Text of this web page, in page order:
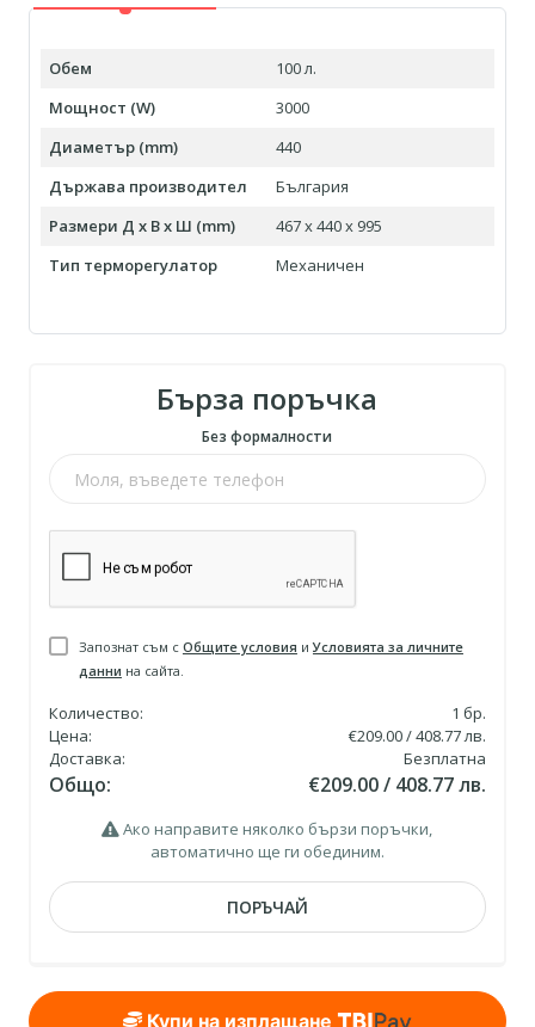
Бърза поръчка
Без формалности
Запознат съм с Общите условия иУсловията за личните
данни на сайта.
Количество: 1 бр.
Цена:
€209.00 / 408.77 лв.
Доставка:
Безплатна
Общо: €209.00 / 408.77 лв.
Ако направите няколко бързи поръчки,
автоматично ще ги обединим.
ПОРЪЧАЙ
Купи на изплащане
Обем
100 л.
Мощност (W)
3000
Диаметър (mm)
440
Държава производител
България
Размери Д х В х Ш (mm)
467 x 440 x 995
Тип терморегулатор
Механичен